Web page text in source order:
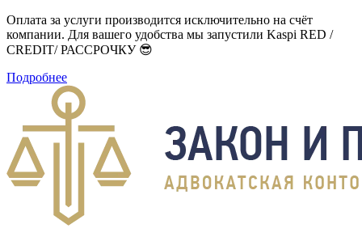
Оплата за услуги производится исключительно на счёт
компании. Для вашего удобства мы запустили Kaspi RED /
CREDIT/ РАССРОЧКУ 😎
Подробнее